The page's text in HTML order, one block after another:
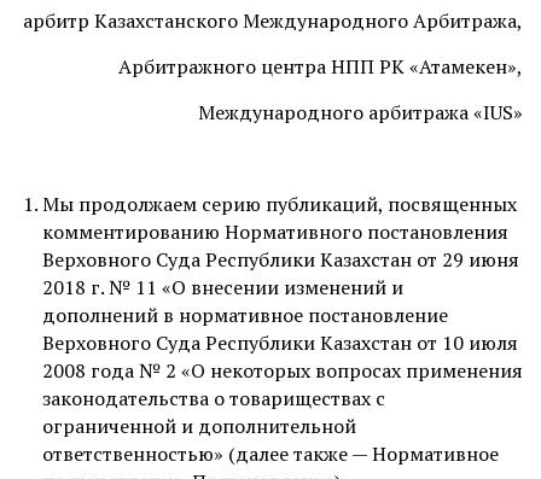
арбитр Казахстанского Международного Арбитража,
Арбитражного центра НПП РК «Атамекен»,
Международного арбитража «IUS»
Мы продолжаем серию публикаций, посвященных
комментированию Нормативного постановления
Верховного Суда Республики Казахстан от 29 июня
2018 г. № 11 «О внесении изменений и
дополнений в нормативное постановление
Верховного Суда Республики Казахстан от 10 июля
2008 года № 2 «О некоторых вопросах применения
законодательства о товариществах с
ограниченной и дополнительной
ответственностью» (далее также — Нормативное